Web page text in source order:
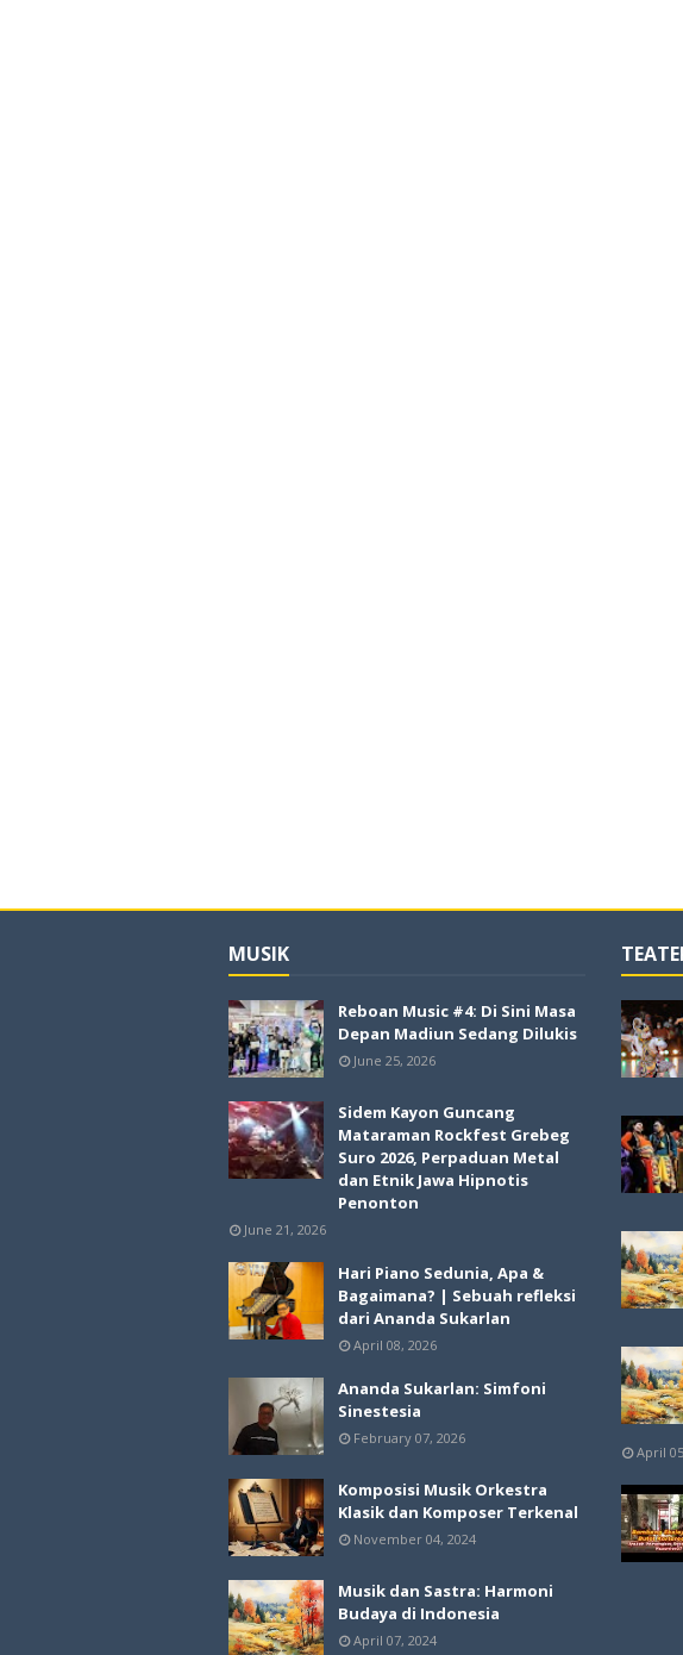
MUSIK
Reboan Music #4: Di Sini Masa
Depan Madiun Sedang Dilukis
June 25, 2026
Sidem Kayon Guncang
Mataraman Rockfest Grebeg
Suro 2026, Perpaduan Metal
dan Etnik Jawa Hipnotis
Penonton
June 21, 2026
Hari Piano Sedunia, Apa &
Bagaimana? | Sebuah refleksi
dari Ananda Sukarlan
April 08, 2026
Ananda Sukarlan: Simfoni
Sinestesia
February 07, 2026
Komposisi Musik Orkestra
Klasik dan Komposer Terkenal
November 04, 2024
Musik dan Sastra: Harmoni
Budaya di Indonesia
April 07, 2024
April